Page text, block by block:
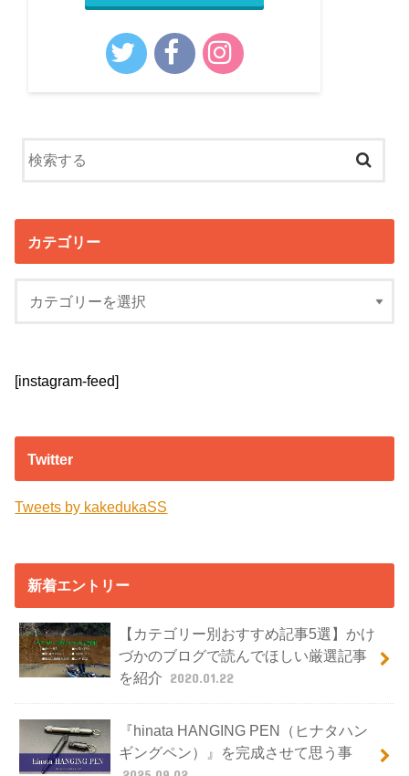
カテゴリー
[instagram-feed]
Twitter
Tweets by kakedukaSS
新着エントリー
【カテゴリー別おすすめ記事5選】かけ
づかのブログで読んでほしい厳選記事
を紹介 2020.01.22
『hinata HANGING PEN（ヒナタハン
ギングペン）』を完成させて思う事